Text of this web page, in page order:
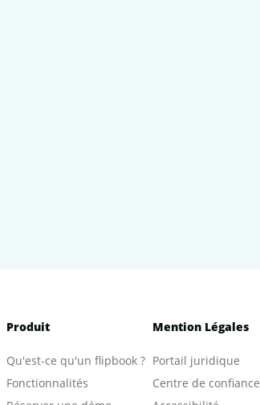
Produit
Qu'est-ce qu'un flipbook ?
Fonctionnalités
Mention Légales
Portail juridique
Centre de confiance